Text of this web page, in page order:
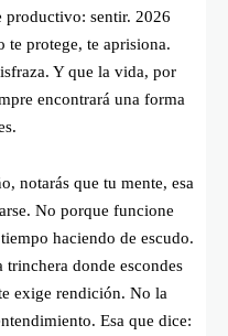
productivo: sentir. 2026
te protege, te aprisiona.
Y que la vida, por
encontrará una forma
notarás que tu mente, esa
No porque funcione
haciendo de escudo.
trinchera donde escondes
exige rendición. No la
Esa que dice: